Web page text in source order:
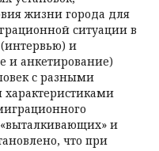
жизни города для
ситуации в
и
и анкетирование)
с разными
и
что при